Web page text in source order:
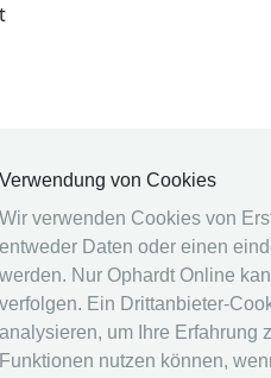
Verwendung von Cookies
Wir verwenden Cookies von
entweder Daten oder einen
werden. Nur Ophardt Online
verfolgen. Ein Drittanbieter-
analysieren, um Ihre Erfahrung
Funktionen nutzen können,